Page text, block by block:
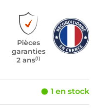
Pièces
garanties
2 ans(1)
1 en stock